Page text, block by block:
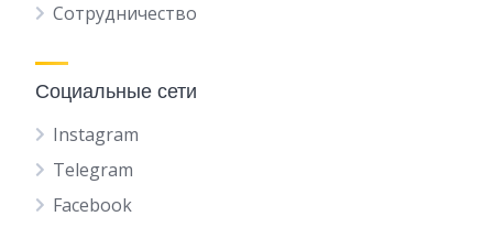
Сотрудничество
Социальные сети
Instagram
Telegram
Facebook